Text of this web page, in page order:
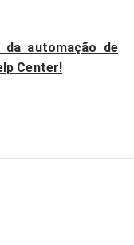
automação de
Center!